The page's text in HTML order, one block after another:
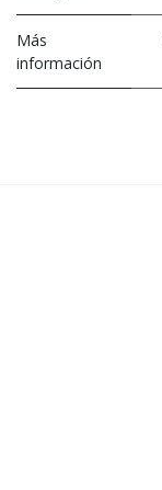
Más
información